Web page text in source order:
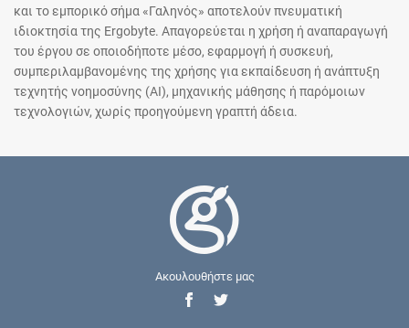
και το εμπορικό σήμα «Γαληνός» αποτελούν πνευματική
ιδιοκτησία της Ergobyte. Απαγορεύεται η χρήση ή αναπαραγωγή
του έργου σε οποιοδήποτε μέσο, εφαρμογή ή συσκευή,
συμπεριλαμβανομένης της χρήσης για εκπαίδευση ή ανάπτυξη
τεχνητής νοημοσύνης (AI), μηχανικής μάθησης ή παρόμοιων
τεχνολογιών, χωρίς προηγούμενη γραπτή άδεια.
Ακουλουθήστε μας